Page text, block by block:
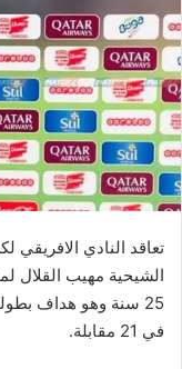
تعاقد النادي الافريقي
في 21 مقابلة.